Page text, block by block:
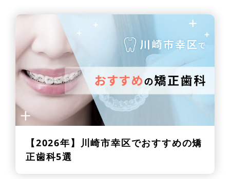
【2026年】 川崎市幸区でおすすめの矯
正歯科5選